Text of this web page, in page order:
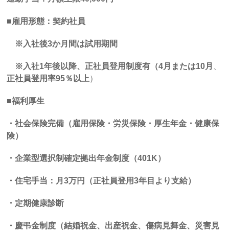
■雇用形態：契約社員
※入社後3か月間は試用期間
※入社1年後以降、正社員登用制度有（4月または10月
正社員登用率95％以上）
■福利厚生
・社会保険完備（雇用保険・労災保険・厚生年金・健康保
険）
・企業型選択制確定拠出年金制度（401K）
・住宅手当：月3万円（正社員登用3年目より支給）
・定期健康診断
・慶弔金制度（結婚祝金、出産祝金、傷病見舞金、災害見